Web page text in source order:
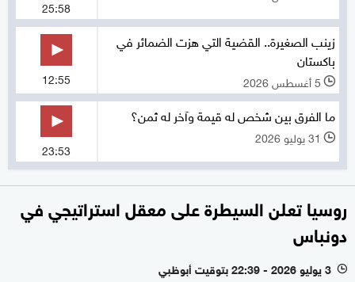
25:58
زينب الصغيرة.. القضية التي هزت الضمائر في
باكستان
l 5 أغسطس 2026 12:55
ما الفرق بين شخص له قيمة وآخر له ثمن؟
l 31 يوليو 2026
23:53
روسيا تعلن السيطرة على معقل استراتيجي في
دونباس
l 3 يوليو 2026 - 22:39 بتوقيت أبوظبي